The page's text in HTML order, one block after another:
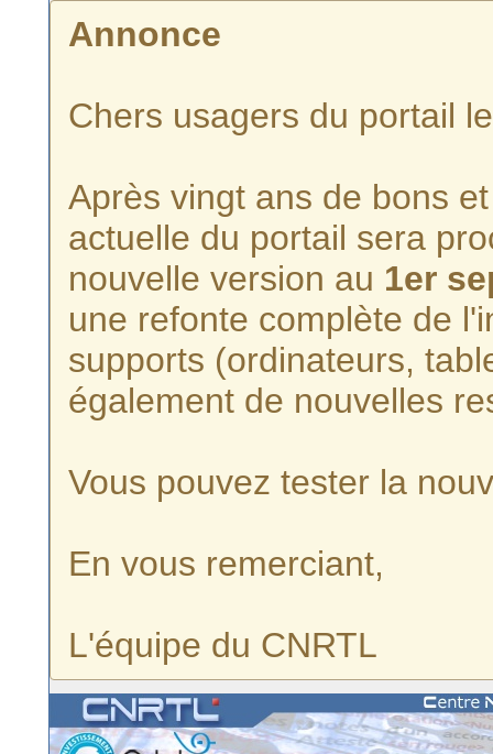
Annonce
Chers usagers du portail
Après vingt ans de bons
actuelle du portail sera
nouvelle version au 1er
une refonte complète de
supports (ordinateurs,
également de nouvelles
Vous pouvez tester la
En vous remerciant,
L'équipe du CNRTL